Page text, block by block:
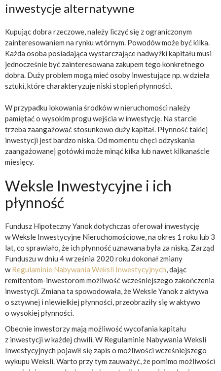
inwestycje alternatywne
Kupując dobra rzeczowe, należy liczyć się z ograniczonym
zainteresowaniem na rynku wtórnym. Powodów może być kilka.
Każda osoba posiadająca wystarczające nadwyżki kapitału musi
jednocześnie być zainteresowana zakupem tego konkretnego
dobra. Duży problem mogą mieć osoby inwestujące np. w dzieła
sztuki, które charakteryzuje niski stopień płynności.
W przypadku lokowania środków w nieruchomości należy
pamiętać o wysokim progu wejścia w inwestycję. Na starcie
trzeba zaangażować stosunkowo duży kapitał. Płynność takiej
inwestycji jest bardzo niska. Od momentu chęci odzyskania
zaangażowanej gotówki może minąć kilka lub nawet kilkanaście
miesięcy.
Weksle Inwestycyjne i ich
płynność
Fundusz Hipoteczny Yanok dotychczas oferował inwestycję
w Weksle Inwestycyjne Nieruchomościowe, na okres 1 roku lub 3
lat, co sprawiało, że ich płynność uznawana była za niską. Zarząd
Funduszu w dniu 4 września 2020 roku dokonał zmiany
wRegulaminie Nabywania Weksli Inwestycyjnych , dając
remitentom-inwestorom możliwość wcześniejszego zakończenia
inwestycji. Zmiana ta spowodowała, że Weksle Yanok z aktywa
o sztywnej i niewielkiej płynności, przeobraziły się w aktywo
o wysokiej płynności.
Obecnie inwestorzy mają możliwość wycofania kapitału
z inwestycji w każdej chwili. W Regulaminie Nabywania Weksli
Inwestycyjnych pojawił się zapis o możliwości wcześniejszego
wykupu Weksli. Warto przy tym zauważyć, że pomimo możliwości